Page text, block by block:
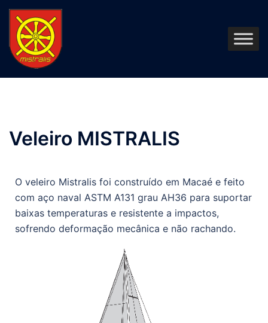
Veleiro MISTRALIS
O veleiro Mistralis foi construído em Macaé e feito
com aço naval ASTM A131 grau AH36 para suportar
baixas temperaturas e resistente a impactos,
sofrendo deformação mecânica e não rachando.